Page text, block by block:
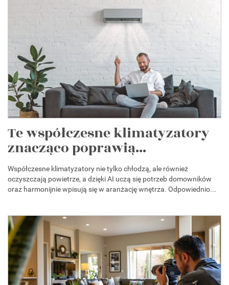
Te współczesne klimatyzatory
znacząco poprawią...
Współczesne klimatyzatory nie tylko chłodzą, ale również
oczyszczają powietrze, a dzięki AI uczą się potrzeb domowników
oraz harmonijnie wpisują się w aranżację wnętrza. Odpowiednio...